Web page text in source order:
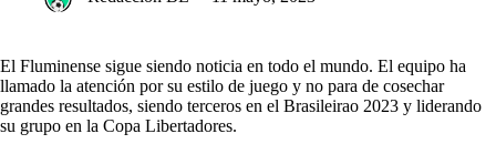
El Fluminense sigue siendo noticia en todo el mundo. El equipo ha
llamado la atención por su estilo de juego y no para de cosechar
grandes resultados, siendo terceros en el Brasileirao 2023 y liderando
su grupo en la Copa Libertadores.